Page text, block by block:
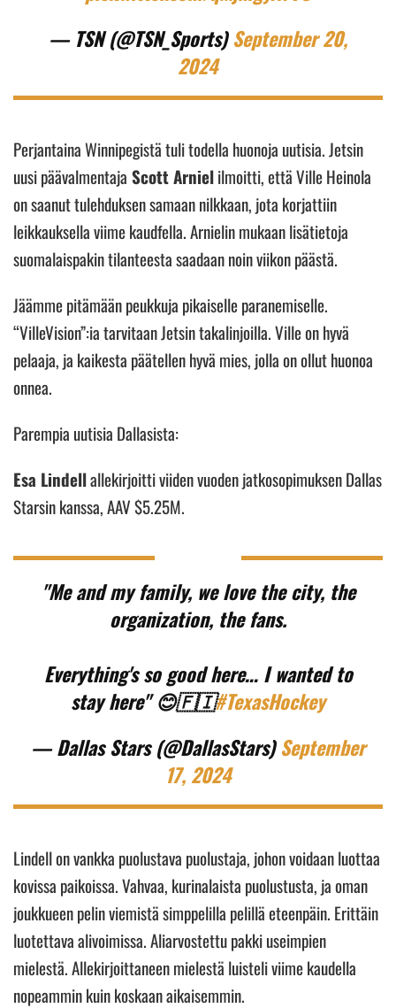
— TSN (@TSN_Sports)September 20,
2024
Perjantaina Winnipegistä tuli todella huonoja uutisia. Jetsin
uusi päävalmentaja Scott Arnielilmoitti, että Ville Heinola
on saanut tulehduksen samaan nilkkaan, jota korjattiin
leikkauksella viime kaudfella. Arnielin mukaan lisätietoja
suomalaispakin tilanteesta saadaan noin viikon päästä.
Jäämme pitämään peukkuja pikaiselle paranemiselle.
“VilleVision”:ia tarvitaan Jetsin takalinjoilla. Ville on hyvä
pelaaja, ja kaikesta päätellen hyvä mies, jolla on ollut huonoa
onnea.
Parempia uutisia Dallasista:
Esa Lindellallekirjoitti viiden vuoden jatkosopimuksen Dallas
Starsin kanssa, AAV $5.25M.
"Me and my family, we love the city, the
organization, the fans.
Everything's so good here… I wanted to
stay here" 😊🇫🇮#TexasHockey
— Dallas Stars (@DallasStars)September
17, 2024
Lindell on vankka puolustava puolustaja, johon voidaan luottaa
kovissa paikoissa. Vahvaa, kurinalaista puolustusta, ja oman
joukkueen pelin viemistä simppelilla pelillä eteenpäin. Erittäin
luotettava alivoimissa. Aliarvostettu pakki useimpien
mielestä. Allekirjoittaneen mielestä luisteli viime kaudella
nopeammin kuin koskaan aikaisemmin.